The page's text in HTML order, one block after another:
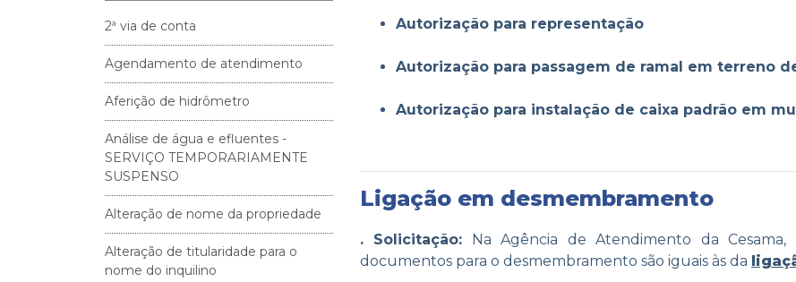
2ª via de conta
Agendamento de atendimento
Aferição de hidrômetro
Análise de água e efluentes -
SERVIÇO TEMPORARIAMENTE
SUSPENSO
Alteração de nome da propriedade
Alteração de titularidade para o
nome do inquilino
Autorização para representação
Autorização para passagem de ramal em terreno
Autorização para instalação de caixa padrão em
Ligação em desmembramento
. Solicitação: Na Agência de Atendimento da Cesama,
documentos para o desmembramento são iguais às da